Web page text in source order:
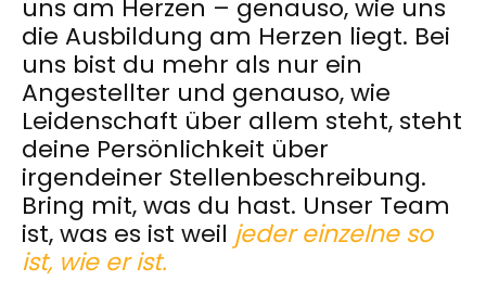
uns am Herzen – genauso, wie uns
die Ausbildung am Herzen liegt. Bei
uns bist du mehr als nur ein
Angestellter und genauso, wie
Leidenschaft über allem steht, steht
deine Persönlichkeit über
irgendeiner Stellenbeschreibung.
Bring mit, was du hast. Unser Team
ist, was es ist weil jeder einzelne so
ist, wie er ist.